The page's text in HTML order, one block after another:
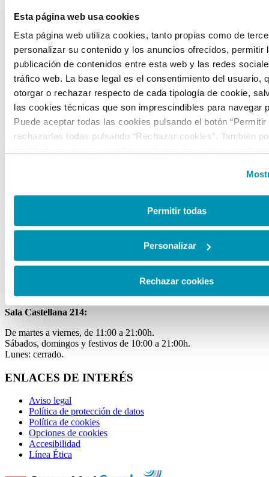
Esta página web usa cookies
Esta página web utiliza cookies, tanto propias como de
personalizar su contenido y los anuncios ofrecidos, permitir
publicación de contenidos entre esta web y las redes
tráfico web. La base legal es el consentimiento del usuario,
otorgar o rechazar respecto de cada tipología de cookie,
las cookies técnicas que son imprescindibles para navegar
Puede aceptar todas las cookies pulsando el botón “Permitir
rechazarlas todas pulsando “Rechazar cookies”. También
la web, responsable del tratamiento de las cookies, y sus
accesibles en elAviso Legal. Puede obtener más
de cookies en esta web haciendo clicaquí.
Permitir todas
Personalizar
Rechazar cookies
Portal de transparencia
Alquiler de espacios
Tienda
CONTACTO
C/ Mateo Inurria, 2
28036 Madrid
de lunes a viernes de 9 a 18 h.
Sala Mateo Inurria 2:
Laborables y festivos de 11:00 a 20:00h.
Sala Castellana 214:
De martes a viernes, de 11:00 a 21:00h.
Sábados, domingos y festivos de 10:00 a 21:00h.
Lunes: cerrado.
ENLACES DE INTERÉS
Aviso legal
Política de protección de datos
Política de cookies
Opciones de cookies
Accesibilidad
Línea Ética